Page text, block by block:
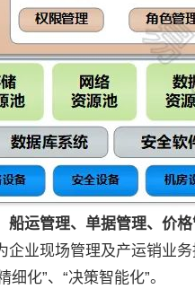
运管理、单据管理、价
企业现场管理及产运销业
化”、“决策智能化”。